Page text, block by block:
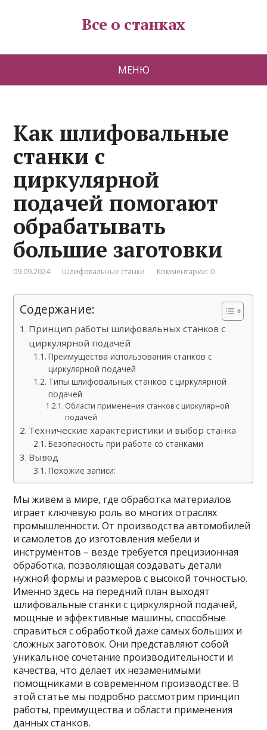
Все о станках
МЕНЮ
Как шлифовальные
станки с
циркулярной
подачей помогают
обрабатывать
большие заготовки
09.09.2024 Шлифовальные станки Комментарии: 0
Содержание:
Принцип работы шлифовальных станков с
циркулярной подачей
Преимущества использования станков с
циркулярной подачей
Типы шлифовальных станков с циркулярной
подачей
Области применения станков с циркулярной
подачей
Технические характеристики и выбор станка
Безопасность при работе со станками
Вывод
Похожие записи:
Мы живем в мире, где обработка материалов
играет ключевую роль во многих отраслях
промышленности. От производства автомобилей
и самолетов до изготовления мебели и
инструментов – везде требуется прецизионная
обработка, позволяющая создавать детали
нужной формы и размеров с высокой точностью.
Именно здесь на передний план выходят
шлифовальные станки с циркулярной подачей,
мощные и эффективные машины, способные
справиться с обработкой даже самых больших и
сложных заготовок. Они представляют собой
уникальное сочетание производительности и
качества, что делает их незаменимыми
помощниками в современном производстве. В
этой статье мы подробно рассмотрим принцип
работы, преимущества и области применения
данных станков.